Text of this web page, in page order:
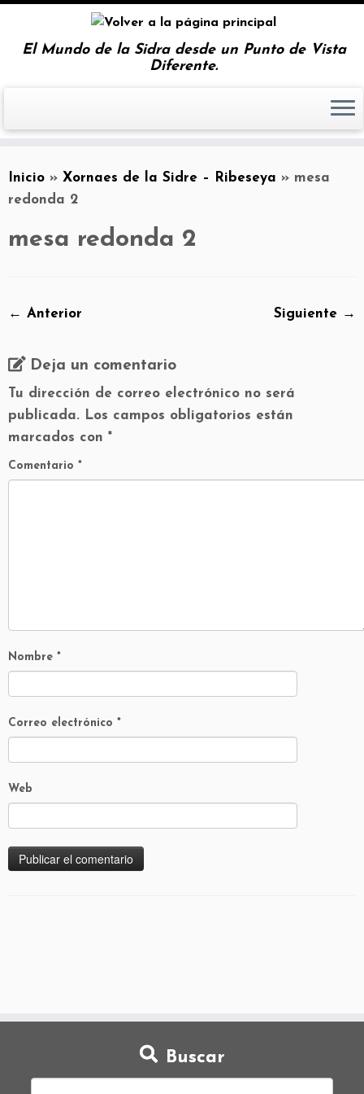
El Mundo de la Sidra desde un Punto de Vista
Diferente.
Inicio » Xornaes de la Sidre – Ribeseya » mesa
redonda 2
mesa redonda 2
← Anterior Siguiente →
Deja un comentario
Tu dirección de correo electrónico no será
publicada. Los campos obligatorios están
marcados con *
Comentario *
Nombre *
Correo electrónico *
Web
Buscar